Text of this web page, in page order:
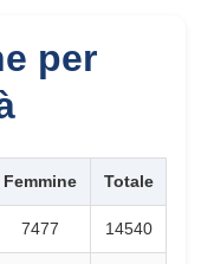
per
Femmine Totale
7477 14540